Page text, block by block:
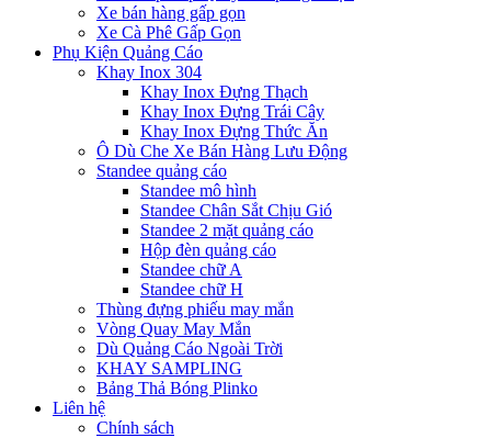
Xe bán hàng gấp gọn
Xe Cà Phê Gấp Gọn
Phụ Kiện Quảng Cáo
Khay Inox 304
Khay Inox Đựng Thạch
Khay Inox Đựng Trái Cây
Khay Inox Đựng Thức Ăn
Ô Dù Che Xe Bán Hàng Lưu Động
Standee quảng cáo
Standee mô hình
Standee Chân Sắt Chịu Gió
Standee 2 mặt quảng cáo
Hộp đèn quảng cáo
Standee chữ A
Standee chữ H
Thùng đựng phiếu may mắn
Vòng Quay May Mắn
Dù Quảng Cáo Ngoài Trời
KHAY SAMPLING
Bảng Thả Bóng Plinko
Liên hệ
Chính sách